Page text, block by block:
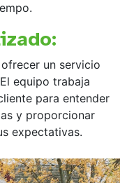
un servicio
equipo trabaja
para entender
y proporcionar
expectativas.